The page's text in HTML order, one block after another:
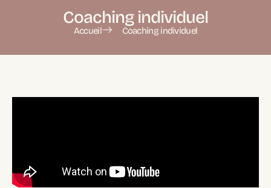
Coaching individuel
Accueil Coaching individuel